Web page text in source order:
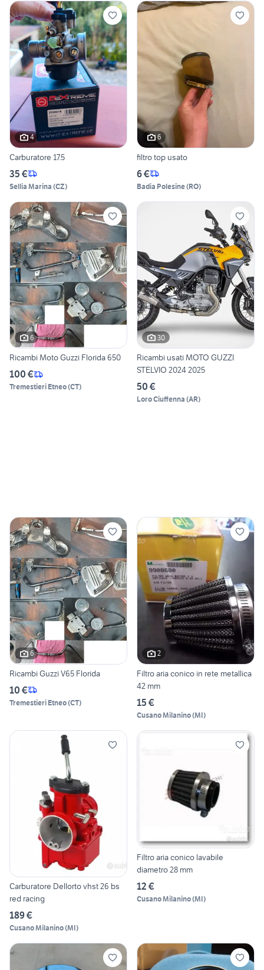
4
Carburatore 17.5
35 €
Sellia Marina (CZ)
6
filtro top usato
6 €
Badia Polesine(RO)
6
Ricambi Moto Guzzi Florida 650
100 €
Tremestieri Etneo(CT)
30
Ricambi usati MOTO GUZZI
STELVIO 2024 2025
50 €
Loro Ciuffenna (AR)
6
Ricambi Guzzi V65 Florida
10 €
Tremestieri Etneo(CT)
2
Filtro aria conico in rete metallica
42 mm
15 €
Cusano Milanino(MI)
Carburatore Dellorto vhst 26 bs
red racing
189 €
Cusano Milanino(MI)
Filtro aria conico lavabile
diametro 28 mm
12 €
Cusano Milanino(MI)